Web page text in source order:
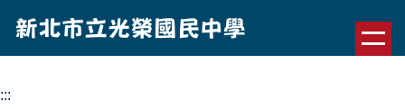
到
主
內
:::